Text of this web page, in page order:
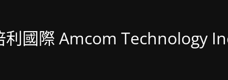
利國際 Amcom Technology